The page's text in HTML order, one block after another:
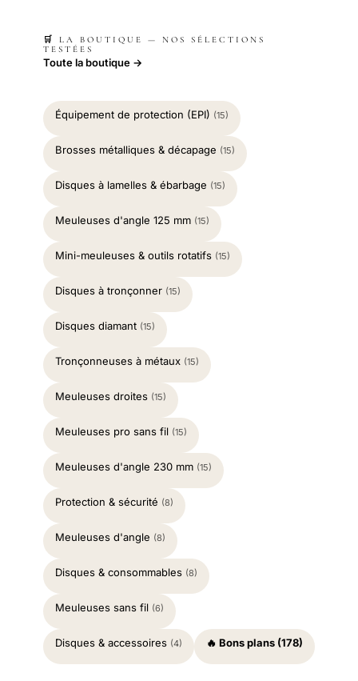
🛒 LA BOUTIQUE — NOS SÉLECTIONS
TESTÉES
Toute la boutique →
Équipement de protection (EPI) (15)
Brosses métalliques & décapage (15)
Disques à lamelles & ébarbage (15)
Meuleuses d'angle 125 mm (15)
Mini-meuleuses & outils rotatifs (15)
Disques à tronçonner (15)
Disques diamant (15)
Tronçonneuses à métaux (15)
Meuleuses droites (15)
Meuleuses pro sans fil (15)
Meuleuses d'angle 230 mm (15)
Protection & sécurité (8)
Meuleuses d'angle (8)
Disques & consommables (8)
Meuleuses sans fil (6)
Disques & accessoires (4) 🔥 Bons plans (178)